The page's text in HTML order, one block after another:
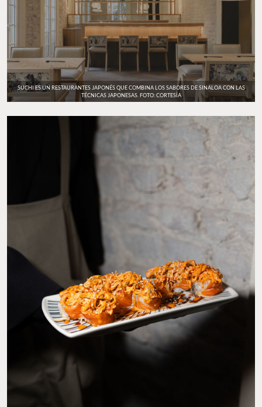
SUCHI ES UN RESTAURANTES JAPONÉS QUE COMBINA LOS SABORES DE SINALOA CON LAS
TÉCNICAS JAPONESAS. FOTO: CORTESÍA